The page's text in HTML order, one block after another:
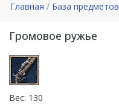
Главная База предметов
Громовое ружье
Вес: 130